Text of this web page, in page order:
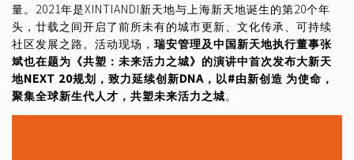
量。2021年是XINTIANDI新天地与上海新天地诞生的第20个年
头，廿载之间开启了前所未有的城市更新、文化传承、可持续
社区发展之路。活动现场， 瑞安管理及中国新天地执行董事张
斌也在题为《共塑：未来活力之城》的演讲中首次发布大新天
地NEXT 20规划，致力延续创新DNA，以#由新创造 为使命，
聚集全球新生代人才，共塑未来活力之城。